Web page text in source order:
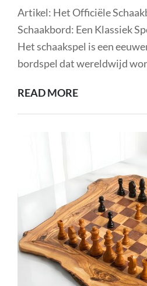
Artikel: Het Officiële
Schaakbord: Een Klassiek
Het schaakspel is een
bordspel dat wereldwijd
READ MOREHET
OFFICIËLE
IN
DE
WERELD
VAN
HET
SCHAKEN